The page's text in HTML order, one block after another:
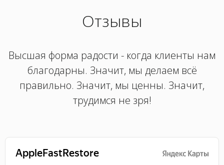
Отзывы
Высшая форма радости - когда клиенты нам
благодарны. Значит, мы делаем всё
правильно. Значит, мы ценны. Значит,
трудимся не зря!